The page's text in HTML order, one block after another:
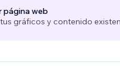
página web
gráficos y contenido